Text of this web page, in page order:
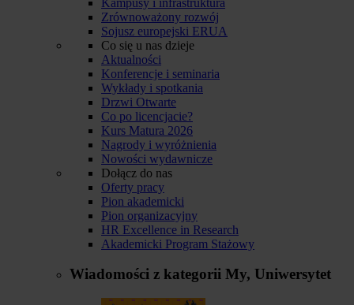
Zrównoważony rozwój
Sojusz europejski ERUA
Co się u nas dzieje
Aktualności
Konferencje i seminaria
Wykłady i spotkania
Drzwi Otwarte
Co po licencjacie?
Kurs Matura 2026
Nagrody i wyróżnienia
Nowości wydawnicze
Dołącz do nas
Oferty pracy
Pion akademicki
Pion organizacyjny
HR Excellence in Research
Akademicki Program Stażowy
Wiadomości z kategorii My, Uniwersytet